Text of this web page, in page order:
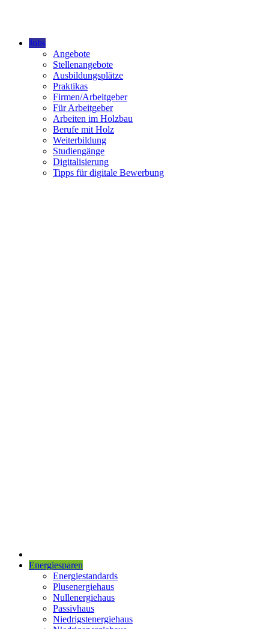
Jobs
Angebote
Stellenangebote
Ausbildungsplätze
Praktikas
Firmen/Arbeitgeber
Für Arbeitgeber
Arbeiten im Holzbau
Berufe mit Holz
Weiterbildung
Studiengänge
Digitalisierung
Tipps für digitale Bewerbung
Energiesparen
Energiestandards
Plusenergiehaus
Nullenergiehaus
Passivhaus
Niedrigstenergiehaus